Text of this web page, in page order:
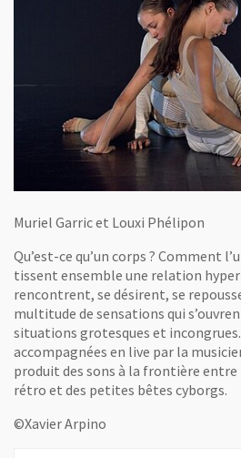
Muriel Garric et Louxi Phélipon
Qu’est-ce qu’un corps ? Comment
tissent ensemble une relation
rencontrent, se désirent, se
multitude de sensations qui
situations grotesques et
accompagnées en live par la
produit des sons à la frontière entre
rétro et des petites bêtes cyborgs.
©Xavier Arpino